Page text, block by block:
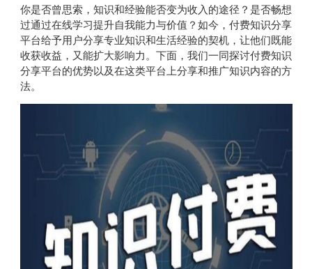
你是否曾思索，知识和经验能否变为收入的途径？是否畅想
过通过在线学习提升自我能力与价值？如今，付费知识分享
平台给予用户分享专业知识和生活经验的契机，让他们既能
收获收益，又能扩大影响力。下面，我们一同探讨付费知识
分享平台的优势以及在这类平台上分享和推广知识内容的方
法。